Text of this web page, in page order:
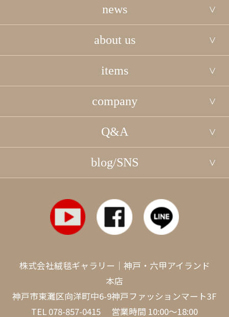
news
about us
items
company
Q&A
blog/SNS
株式会社絨毯ギャラリー｜神戸・六甲アイランド
本店
神戸市東灘区向洋町中6-9神戸ファッションマート3F
TEL 078-857-0415 営業時間 10:00～18:00